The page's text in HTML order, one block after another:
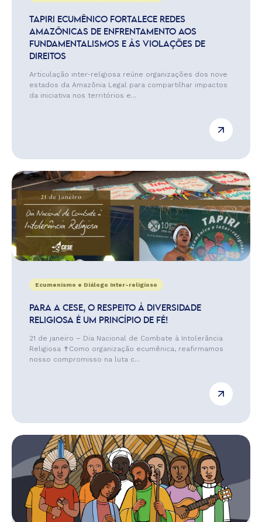
TAPIRI ECUMÊNICO FORTALECE REDES
AMAZÔNICAS DE ENFRENTAMENTO AOS
FUNDAMENTALISMOS E ÀS VIOLAÇÕES DE
DIREITOS
Articulação inter-religiosa reúne organizações dos nove
estados da Amazônia Legal para compartilhar impactos
da iniciativa nos territórios e...
Ecumenismo e Diálogo Inter-religioso
PARA A CESE, O RESPEITO À DIVERSIDADE
RELIGIOSA É UM PRINCÍPIO DE FÉ!
21 de janeiro – Dia Nacional de Combate à Intolerância
Religiosa ✝️Como organização ecumênica, reafirmamos
nosso compromisso na luta c...